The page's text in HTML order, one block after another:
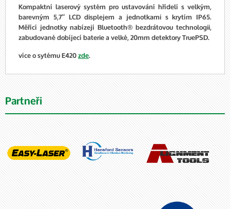
Kompaktní laserový systém pro ustavování hřídelí s velkým,
barevným 5,7″ LCD displejem a jednotkami s krytím IP65.
Měřící jednotky nabízejí Bluetooth® bezdrátovou technologii,
zabudované dobíjecí baterie a velké, 20mm detektory TruePSD.
více o sytému E420zde.
Partneři